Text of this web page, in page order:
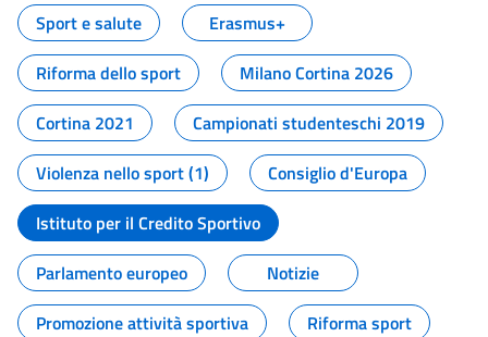
Sport e salute
Erasmus+
Riforma dello sport
Milano Cortina 2026
Cortina 2021
Campionati studenteschi 2019
Violenza nello sport (1)
Consiglio d'Europa
Istituto per il Credito Sportivo
Parlamento europeo
Notizie
Promozione attività sportiva
Riforma sport